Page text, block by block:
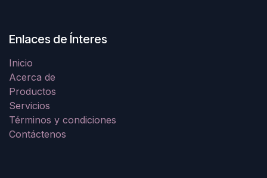
Enlaces de Ínteres
Inicio
Acerca de
Productos
Servicios
Términos y condiciones
Contáctenos